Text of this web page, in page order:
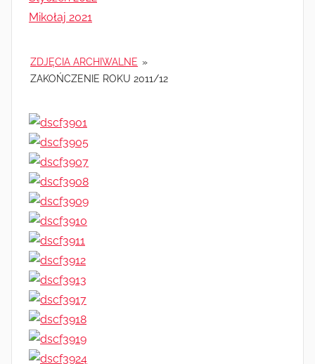
Mikołaj 2021
ZDJĘCIA ARCHIWALNE »
ZAKOŃCZENIE ROKU 2011/12